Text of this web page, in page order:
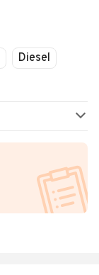
Diesel